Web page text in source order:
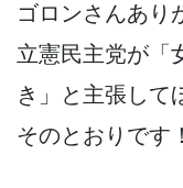
ゴロンさんあり
立憲民主党が「
き」と主張して
そのとおりです！